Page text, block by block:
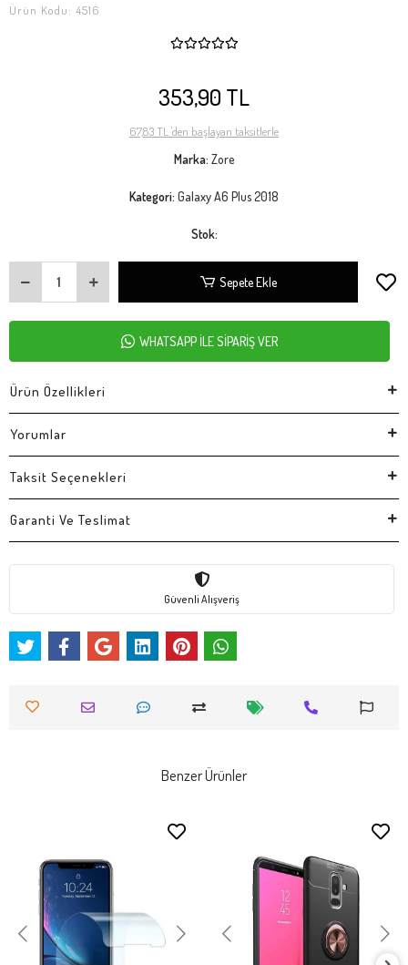
Ürün Kodu: 4516
353,90 TL
67,83 TL 'den başlayan taksitlerle
Marka: Zore
Kategori: Galaxy A6 Plus 2018
Stok:
Sepete Ekle
WHATSAPP İLE SİPARİŞ VER
Ürün Özellikleri
Yorumlar
Taksit Seçenekleri
Garanti Ve Teslimat
Güvenli Alışveriş
Benzer Ürünler